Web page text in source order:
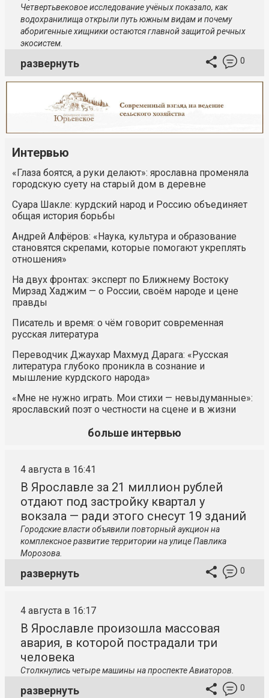
Четвертьвековое исследование учёных показало, как
водохранилища открыли путь южным видам и почему
аборигенные хищники остаются главной защитой речных
экосистем.
развернуть 0
Интервью
«Глаза боятся, а руки делают»: ярославна променяла
городскую суету на старый дом в деревне
Суара Шакле: курдский народ и Россию объединяет
общая история борьбы
Андрей Алфёров: «Наука, культура и образование
становятся скрепами, которые помогают укреплять
отношения»
На двух фронтах: эксперт по Ближнему Востоку
Мирзад Хаджим — о России, своём народе и цене
правды
Писатель и время: о чём говорит современная
русская литература
Переводчик Джаухар Махмуд Дарага: «Русская
литература глубоко проникла в сознание и
мышление курдского народа»
«Мне не нужно играть. Мои стихи — невыдуманные»:
ярославский поэт о честности на сцене и в жизни
больше интервью
4 августа в 16:41
В Ярославле за 21 миллион рублей
отдают под застройку квартал у
вокзала — ради этого снесут 19 зданий
Городские власти объявили повторный аукцион на
комплексное развитие территории на улице Павлика
Морозова.
развернуть 0
4 августа в 16:17
В Ярославле произошла массовая
авария, в которой пострадали три
человека
Столкнулись четыре машины на проспекте Авиаторов.
развернуть 0